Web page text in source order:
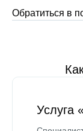
Обратиться в
Услуга